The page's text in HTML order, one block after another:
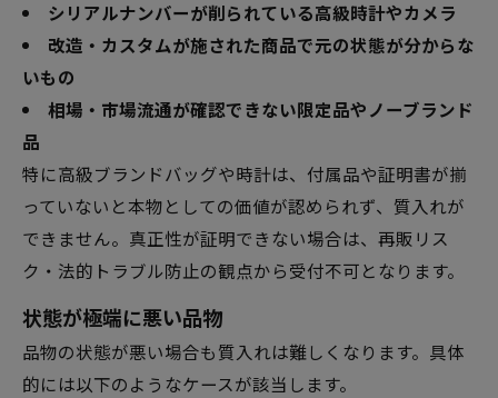
シリアルナンバーが削られている高級時計やカメラ
改造・カスタムが施された商品で元の状態が分からな
いもの
相場・市場流通が確認できない限定品やノーブランド
品
特に高級ブランドバッグや時計は、付属品や証明書が揃
っていないと本物としての価値が認められず、質入れが
できません。真正性が証明できない場合は、再販リス
ク・法的トラブル防止の観点から受付不可となります。
状態が極端に悪い品物
品物の状態が悪い場合も質入れは難しくなります。具体
的には以下のようなケースが該当します。